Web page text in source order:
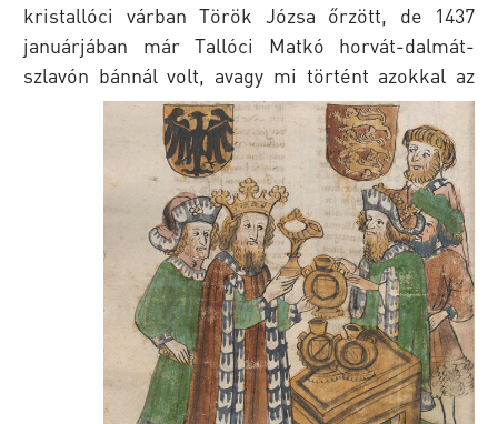
kristallóci várban Török Józsa őrzött, de 1437
januárjában már Tallóci Matkó horvát-dalmát-
szlavón bánnál volt, avagy mi történt azokkal az